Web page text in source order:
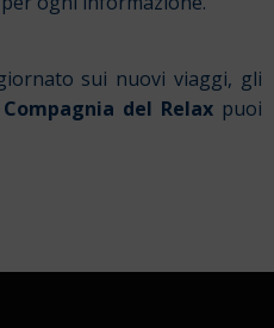
sui nuovi viaggi, gli
del Relax puoi